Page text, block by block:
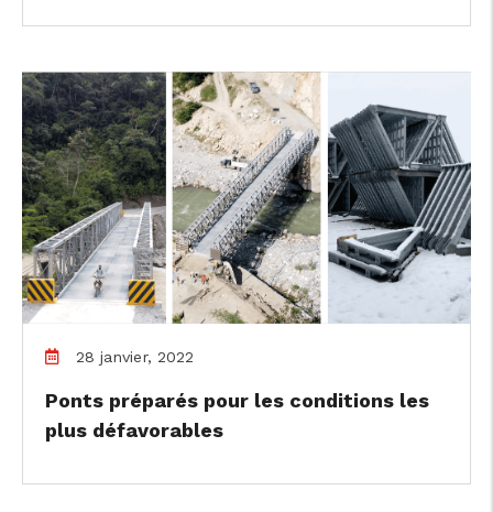
28 janvier, 2022
Ponts préparés pour les conditions les
plus défavorables